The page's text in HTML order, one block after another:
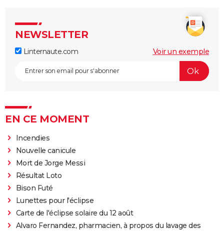
NEWSLETTER
Linternaute.com Voir un exemple
EN CE MOMENT
Incendies
Nouvelle canicule
Mort de Jorge Messi
Résultat Loto
Bison Futé
Lunettes pour l'éclipse
Carte de l'éclipse solaire du 12 août
Alvaro Fernandez, pharmacien, à propos du lavage des